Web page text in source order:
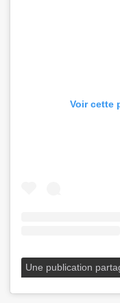
Voir cette
Une publication